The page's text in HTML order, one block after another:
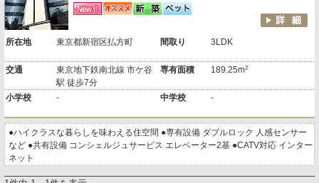
所在地 東京都新宿区払方町 間取り 3LDK
交通
東京地下鉄南北線 市ケ谷
駅 徒歩7分
専有面積 189.25m2
小学校 - 中学校 -
●ハイクラスな暮らしを味わえる住空間 ●専有設備 ダブルロック 人感センサー
など ●共有設備 コンシェルジュサービス エレベーター2基 ●CATV対応 インター
ネット